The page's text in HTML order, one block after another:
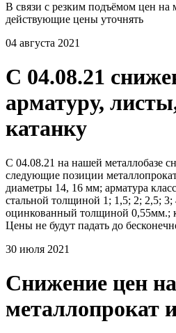
В связи с резким подъёмом цен на
действующие цены уточнять
04 августа 2021
С 04.08.21
арматуру,
катанку
С 04.08.21 на нашей металлобазе
следующие позиции
диаметры 14, 16 мм; арматура
стальной толщиной 1; 1,5; 2; 2,5;
оцинкованный толщиной 0,55мм.;
Цены не будут падать до
30 июля 2021
Снижение цен на
металлопрокат